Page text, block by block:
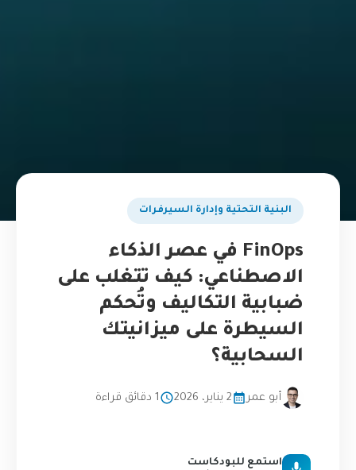
البنية التحتية وإدارة السيرفرات
FinOps في عصر الذكاء
الاصطناعي: كيف تتغلب على
ضبابية التكاليف وتُحكم
السيطرة على ميزانيتك
السحابية؟
أبو عمر 2 يناير، 2026 1 دقائق قراءة
استمع للبودكاست